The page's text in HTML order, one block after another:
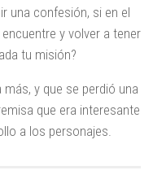
una confesión, si en el
y volver a tener
tu misión?
y que se perdió una
que era interesante
a los personajes.